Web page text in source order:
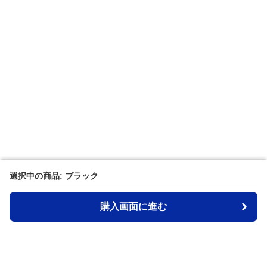
選択中の商品: ブラック
購入画面に進む
選択中の商品: ブラック
購入画面に進む